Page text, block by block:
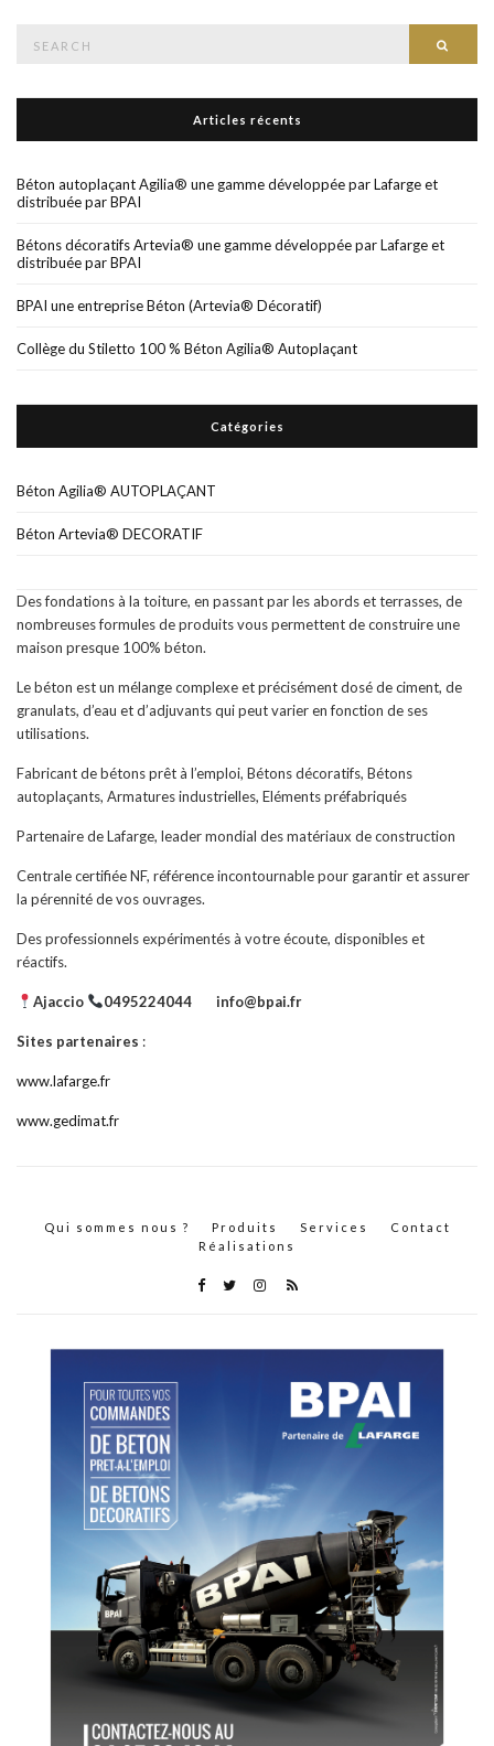
Articles récents
Béton autoplaçant Agilia® une gamme développée par Lafarge et
distribuée par BPAI
Bétons décoratifs Artevia® une gamme développée par Lafarge et
distribuée par BPAI
BPAI une entreprise Béton (Artevia® Décoratif)
Collège du Stiletto 100 % Béton Agilia® Autoplaçant
Catégories
Béton Agilia® AUTOPLAÇANT
Béton Artevia® DECORATIF
Des fondations à la toiture, en passant par les abords et terrasses, de
nombreuses formules de produits vous permettent de construire une
maison presque 100% béton.
Le béton est un mélange complexe et précisément dosé de ciment, de
granulats, d’eau et d’adjuvants qui peut varier en fonction de ses
utilisations.
Fabricant de bétons prêt à l’emploi, Bétons décoratifs, Bétons
autoplaçants, Armatures industrielles, Eléments préfabriqués
Partenaire de Lafarge, leader mondial des matériaux de construction
Centrale certifiée NF, référence incontournable pour garantir et assurer
la pérennité de vos ouvrages.
Des professionnels expérimentés à votre écoute, disponibles et
réactifs.
Ajaccio 0495224044 info@bpai.fr
Sites partenaires :
www.lafarge.fr
www.gedimat.fr
Qui sommes nous ? Produits Services
Contact
Réalisations